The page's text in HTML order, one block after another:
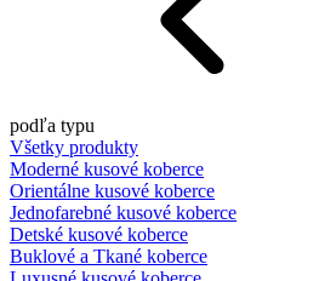
podľa typu
Všetky produkty
Moderné kusové koberce
Orientálne kusové koberce
Jednofarebné kusové koberce
Detské kusové koberce
Buklové a Tkané koberce